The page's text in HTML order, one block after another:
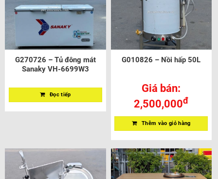
G270726 – Tủ đông mát
Sanaky VH-6699W3
Đọc tiếp
G010826 – Nồi hấp 50L
Giá bán:
2,500,000đ
Thêm vào giỏ hàng